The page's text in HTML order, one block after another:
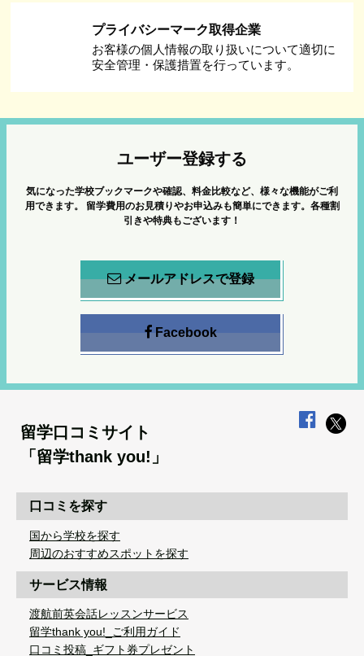
プライバシーマーク取得企業
お客様の個人情報の取り扱いについて適切に
安全管理・保護措置を行っています。
ユーザー登録する
気になった学校ブックマークや確認、料金比較など、様々な機能がご利
用できます。
留学費用のお見積りやお申込みも簡単にできます。各種割
引きや特典もございます！
メールアドレスで登録
Facebook
留学口コミサイト
「留学thank you!」
口コミを探す
国から学校を探す
周辺のおすすめスポットを探す
サービス情報
渡航前英会話レッスンサービス
留学thank you!_ご利用ガイド
口コミ投稿_ギフト券プレゼント